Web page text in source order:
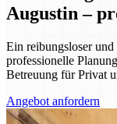
Augustin –
Ein reibungsloser
professionelle
Betreuung für Privat
Angebot anfordern